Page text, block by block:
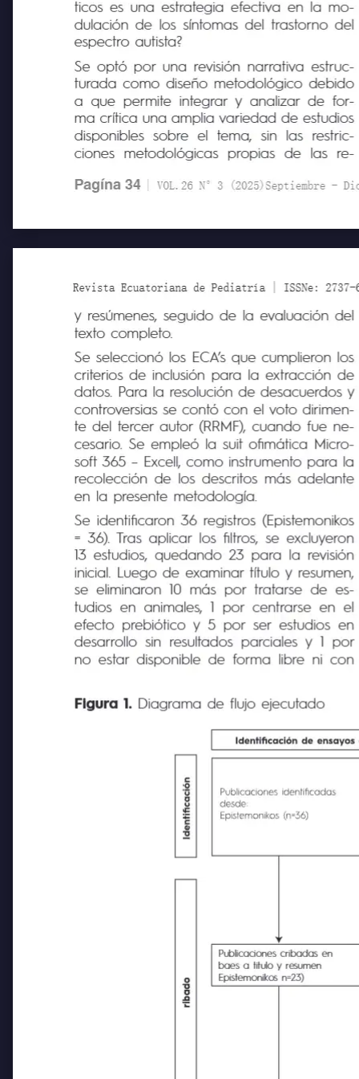
Pagína 34 | VOL.26 N°3 (2025)Septiembre -
ticos es una estrategia efectiva en la mo-
dulación de los síntomas del trastorno del
espectro autista?
Se optó por una revisión narrativa estruc-
turada como diseño metodológico debido
a que permite integrar y analizar de for-
ma crítica una amplia variedad de estudios
disponibles sobre el tema, sin las
restric-
metodológicas propias
y resúmenes, seguido de la evaluación del
texto completo.
Se seleccionó los ECA’s que cumplieron los
criterios de inclusión para la extracción de
datos. Para la resolución de desacuerdos y
controversias se contó con el voto dirimen-
te del tercer autor (RRMF), cuando fue ne-
cesario. Se empleó la suit ofimática Micro-
soft 365 – Excell, como instrumento para la
recolección de los descritos más adelante
en la presente metodología.
Se identificaron 36 registros (Epistemonikos
= 36). Tras aplicar los filtros, se excluyeron
13 estudios, quedando 23 para la revisión
inicial. Luego de examinar título y resumen,
se eliminaron 10 más por tratarse de es-
tudios en animales, 1 por centrarse en el
efecto prebiótico y 5 por ser estudios en
desarrollo sin resultados parciales y 1 por
no estar disponible de forma libre ni con
Figura 1. Diagrama de flujo ejecutado
Publicaciones cribadas en
baes a titulo y resumen
Epistemonikos n=23)